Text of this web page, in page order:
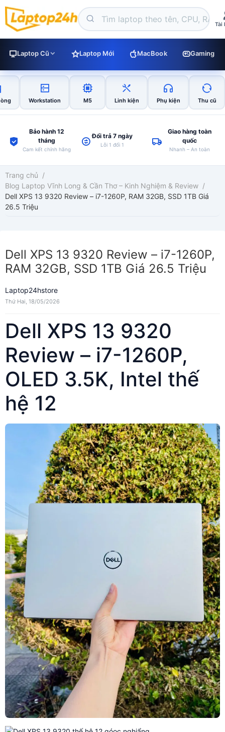
Tài
Laptop Cũ Laptop Mới MacBook Gaming
Workstation M5 Linh kiện Phụ kiện Thu cũ
Bảo hành 12
tháng
Cam kết chính hãng
Đổi trả 7 ngày
Lỗi 1 đổi 1
Giao hàng toàn
quốc
Nhanh – An toàn
Trang chủ /
Blog Laptop Vĩnh Long & Cần Thơ – Kinh Nghiệm & Review /
Dell XPS 13 9320 Review – i7-1260P, RAM 32GB, SSD 1TB Giá
26.5 Triệu
Dell XPS 13 9320 Review – i7-1260P,
RAM 32GB, SSD 1TB Giá 26.5 Triệu
Laptop24hstore
Thứ Hai, 18/05/2026
Dell XPS 13 9320
Review – i7-1260P,
OLED 3.5K, Intel thế
hệ 12